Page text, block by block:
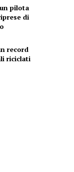
pilota
di
record
riciclati